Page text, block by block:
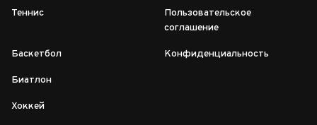
Теннис
Баскетбол
Биатлон
Хоккей
Пользовательское
соглашение
Конфиденциальность